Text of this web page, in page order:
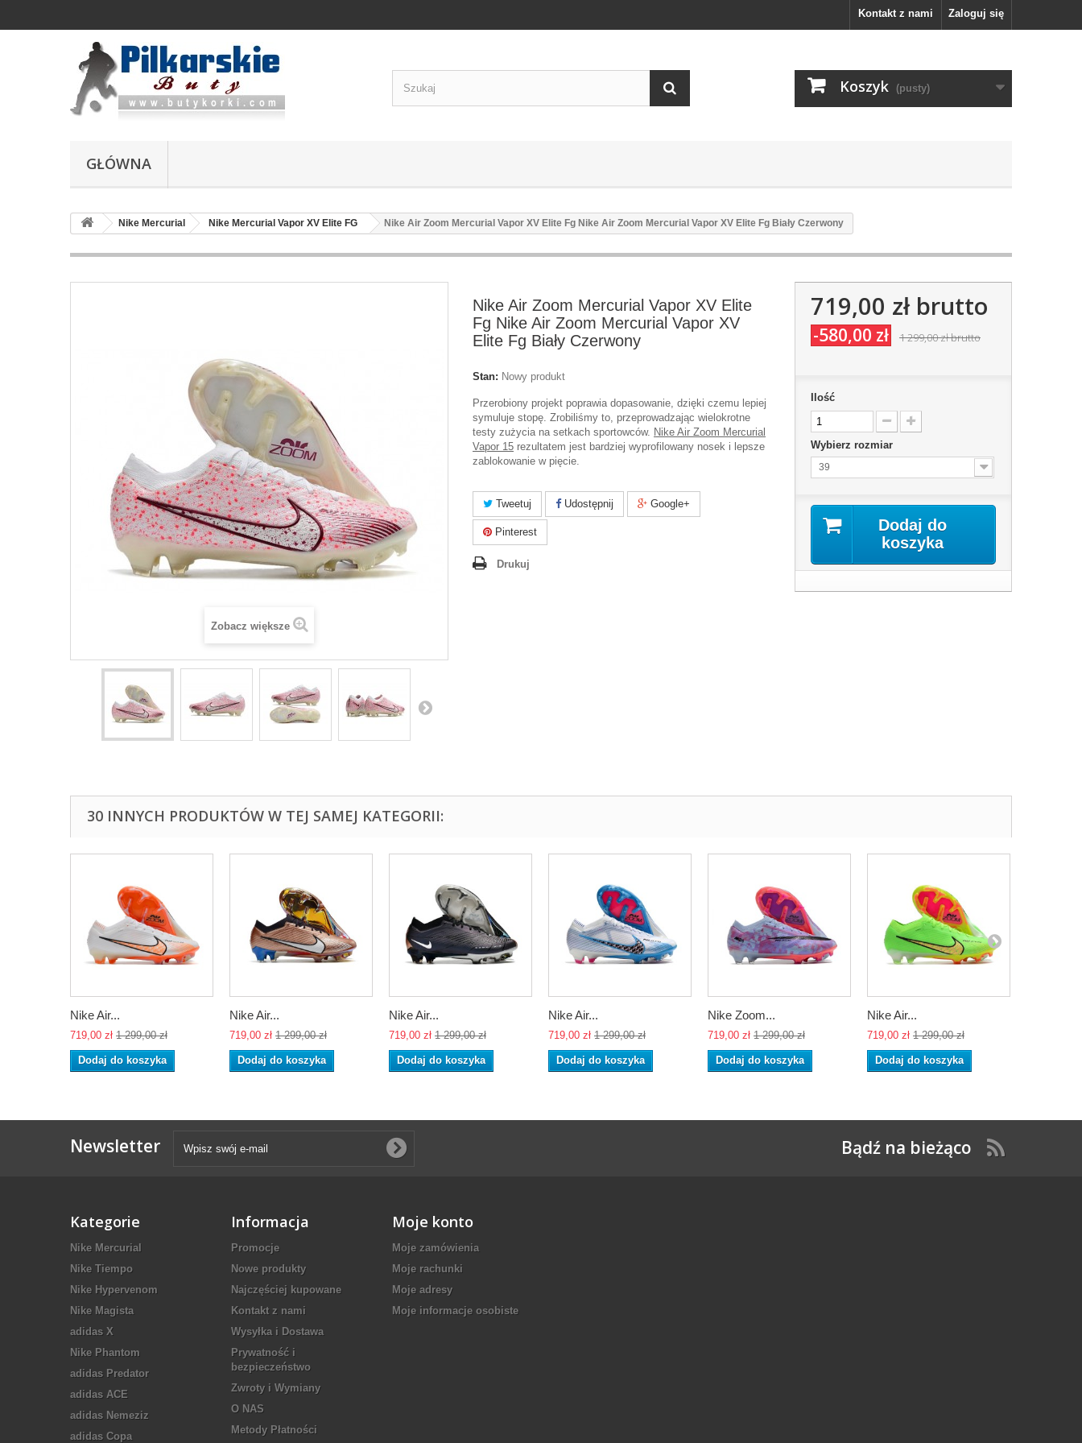
Zaloguj się
Kontakt z nami
Koszyk (pusty)
GŁÓWNA
Nike Mercurial Nike Mercurial Vapor XV Elite FG Nike Air Zoom Mercurial Vapor XV Elite Fg Nike Air Zoom Mercurial Vapor XV Elite Fg Biały Czerwony
Zobacz większe
Nike Air Zoom Mercurial Vapor XV Elite
Fg Nike Air Zoom Mercurial Vapor XV
Elite Fg Biały Czerwony
Stan: Nowy produkt
Przerobiony projekt poprawia dopasowanie, dzięki czemu lepiej
symuluje stopę. Zrobiliśmy to, przeprowadzając wielokrotne
testy zużycia na setkach sportowców. Nike Air Zoom Mercurial
Vapor 15 rezultatem jest bardziej wyprofilowany nosek i lepsze
zablokowanie w pięcie.
Tweetuj Udostępnij Google+
Pinterest
Drukuj
719,00 złbrutto
-580,00 zł 1 299,00 złbrutto
Ilość
Wybierz rozmiar
39
Dodaj do
koszyka
30 INNYCH PRODUKTÓW W TEJ SAMEJ KATEGORII:
Nike Air...
719,00 zł 1 299,00 zł
Dodaj do koszyka
Nike Air...
719,00 zł 1 299,00 zł
Dodaj do koszyka
Nike Air...
719,00 zł 1 299,00 zł
Dodaj do koszyka
Nike Air...
719,00 zł 1 299,00 zł
Dodaj do koszyka
Nike Zoom...
719,00 zł 1 299,00 zł
Dodaj do koszyka
Nike Air...
719,00 zł 1 299,00 zł
Dodaj do koszyka
Newsletter Bądź na bieżąco
Kategorie
Nike Mercurial
Nike Tiempo
Nike Hypervenom
Nike Magista
adidas X
Nike Phantom
adidas Predator
adidas ACE
adidas Nemeziz
adidas Copa
Informacja
Promocje
Nowe produkty
Najczęściej kupowane
Kontakt z nami
Wysyłka i Dostawa
Prywatność i
bezpieczeństwo
Zwroty i Wymiany
O NAS
Metody Płatności
Moje konto
Moje zamówienia
Moje rachunki
Moje adresy
Moje informacje osobiste